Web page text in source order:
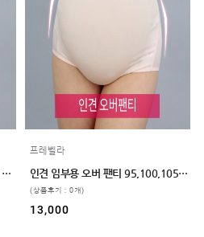
빅사이즈 인견 임부용 오버 팬티 110,120 2color
프레벨라
인견 임부용 오버 팬티 95,100,105 2color
(상품후기 : 0개)
13,000